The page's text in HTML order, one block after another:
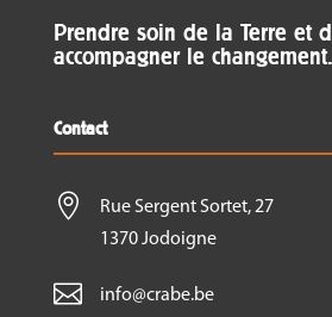
Prendre soin de la Terre et
accompagner le changement.
Contact

Rue Sergent Sortet, 27
1370 Jodoigne
 info@crabe.be